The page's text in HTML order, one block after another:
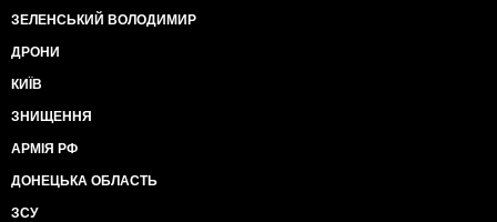
ЗЕЛЕНСЬКИЙ ВОЛОДИМИР
ДРОНИ
КИЇВ
ЗНИЩЕННЯ
АРМІЯ РФ
ДОНЕЦЬКА ОБЛАСТЬ
ЗСУ